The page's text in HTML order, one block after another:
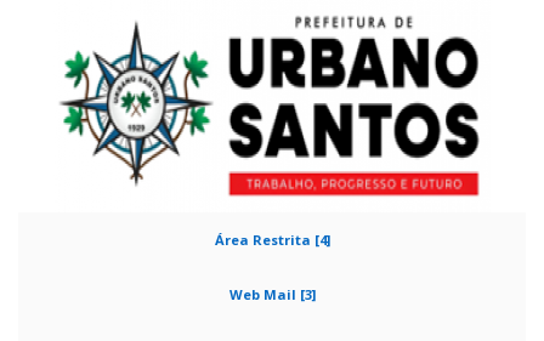
Área Restrita [4]
Web Mail [3]